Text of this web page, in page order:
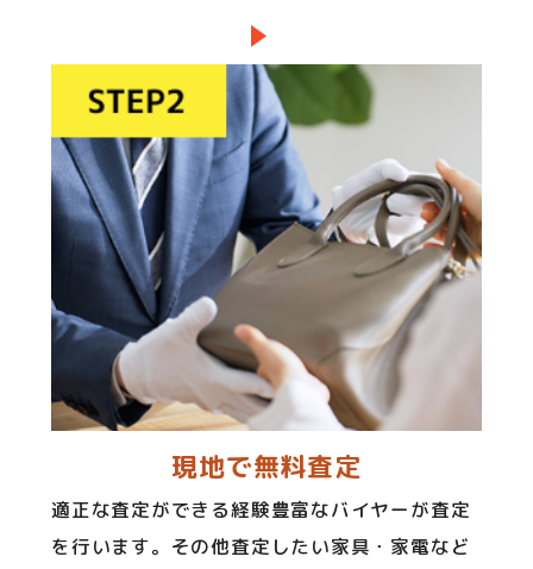
現地で無料査定
適正な査定ができる経験豊富なバイヤーが査定
を行います。その他査定したい家具・家電など